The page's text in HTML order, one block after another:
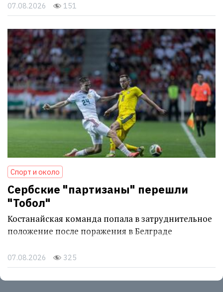
07.08.2026 151
Спорт и около
Сербские "партизаны" перешли
"Тобол"
Костанайская команда попала в затруднительное
положение после поражения в Белграде
07.08.2026 325